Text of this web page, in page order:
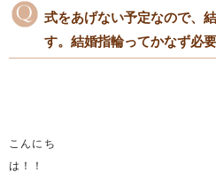
式をあげない予定なので、
す。結婚指輪ってかなず必
こんにち
は